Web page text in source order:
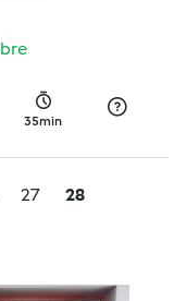
35min
27 28